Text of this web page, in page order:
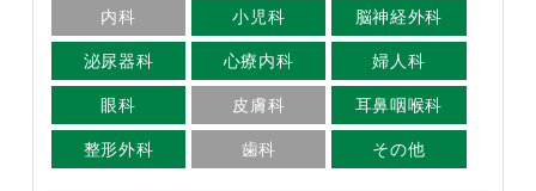
内科
小児科 脳神経外科
泌尿器科 心療内科 婦人科
眼科 皮膚科 耳鼻咽喉科
整形外科 歯科 その他